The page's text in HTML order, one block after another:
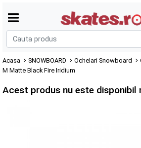
Acasa SNOWBOARD Ochelari Snowboard
M Matte Black Fire Iridium
Acest produs nu este disponibil